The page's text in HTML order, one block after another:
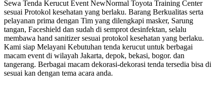
Sewa Tenda Kerucut Event NewNormal Toyota Training Center
sesuai Protokol kesehatan yang berlaku. Barang Berkualitas serta
pelayanan prima dengan Tim yang dilengkapi masker, Sarung
tangan, Faceshield dan sudah di semprot desinfektan, selalu
membawa hand sanitizer sesuai protokol kesehatan yang berlaku.
Kami siap Melayani Kebutuhan tenda kerucut untuk berbagai
macam event di wilayah Jakarta, depok, bekasi, bogor. dan
tangerang. Berbagai macam dekorasi-dekorasi tenda tersedia bisa di
sesuai kan dengan tema acara anda.